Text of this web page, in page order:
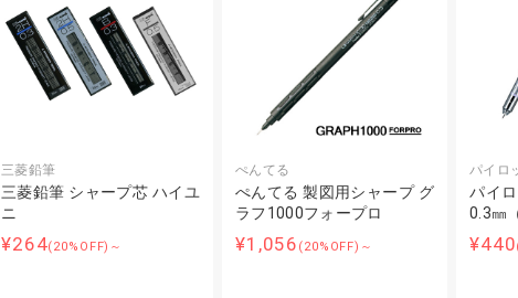
三菱鉛筆
三菱鉛筆 シャープ芯 ハイユ
ニ
¥264(20%OFF)～
ぺんてる
ぺんてる 製図用シャープ グ
ラフ1000フォープロ
¥1,056 (20%OFF)～
パイロ
パイ
0.3㎜
¥440